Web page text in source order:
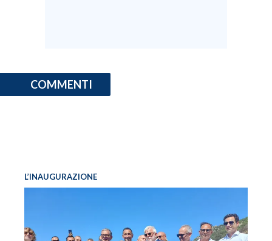
COMMENTI
L’INAUGURAZIONE